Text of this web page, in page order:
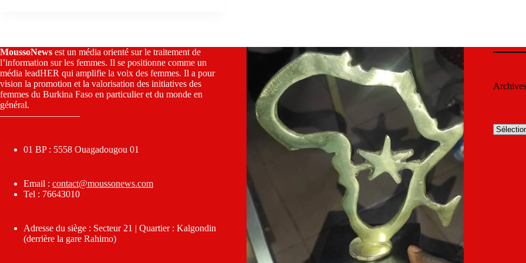
MoussoNews est un média orienté sur le traitement de
l’information sur les femmes. Il se positionne comme un
média leadHER qui amplifie la voix des femmes. Il a pour
vision la promotion et la valorisation des initiatives des
femmes du Burkina Faso en particulier et du monde en
général.
————————–
01 BP : 5558 Ouagadougou 01
Email : contact@moussonews.com
Tel : 76643010
Adresse du siège : Secteur 21 | Quartier : Kalgondin
(derrière la gare Rahimo)
Archives
Archives